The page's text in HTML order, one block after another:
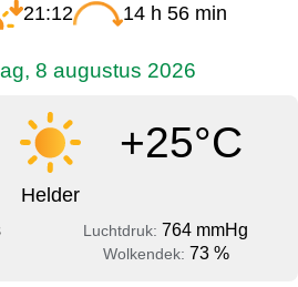
21:12 14 h 56 min
8 augustus 2026
+25°C
Helder
Luchtdruk: 764 mmHg
Wolkendek: 73 %